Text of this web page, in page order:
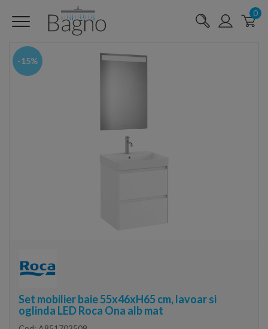
0
-15%
Set mobilier baie 55x46xH65 cm, lavoar si
oglinda LED Roca Ona alb mat